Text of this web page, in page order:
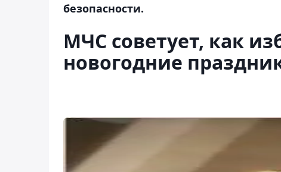
безопасности.
МЧС советует, как
новогодние